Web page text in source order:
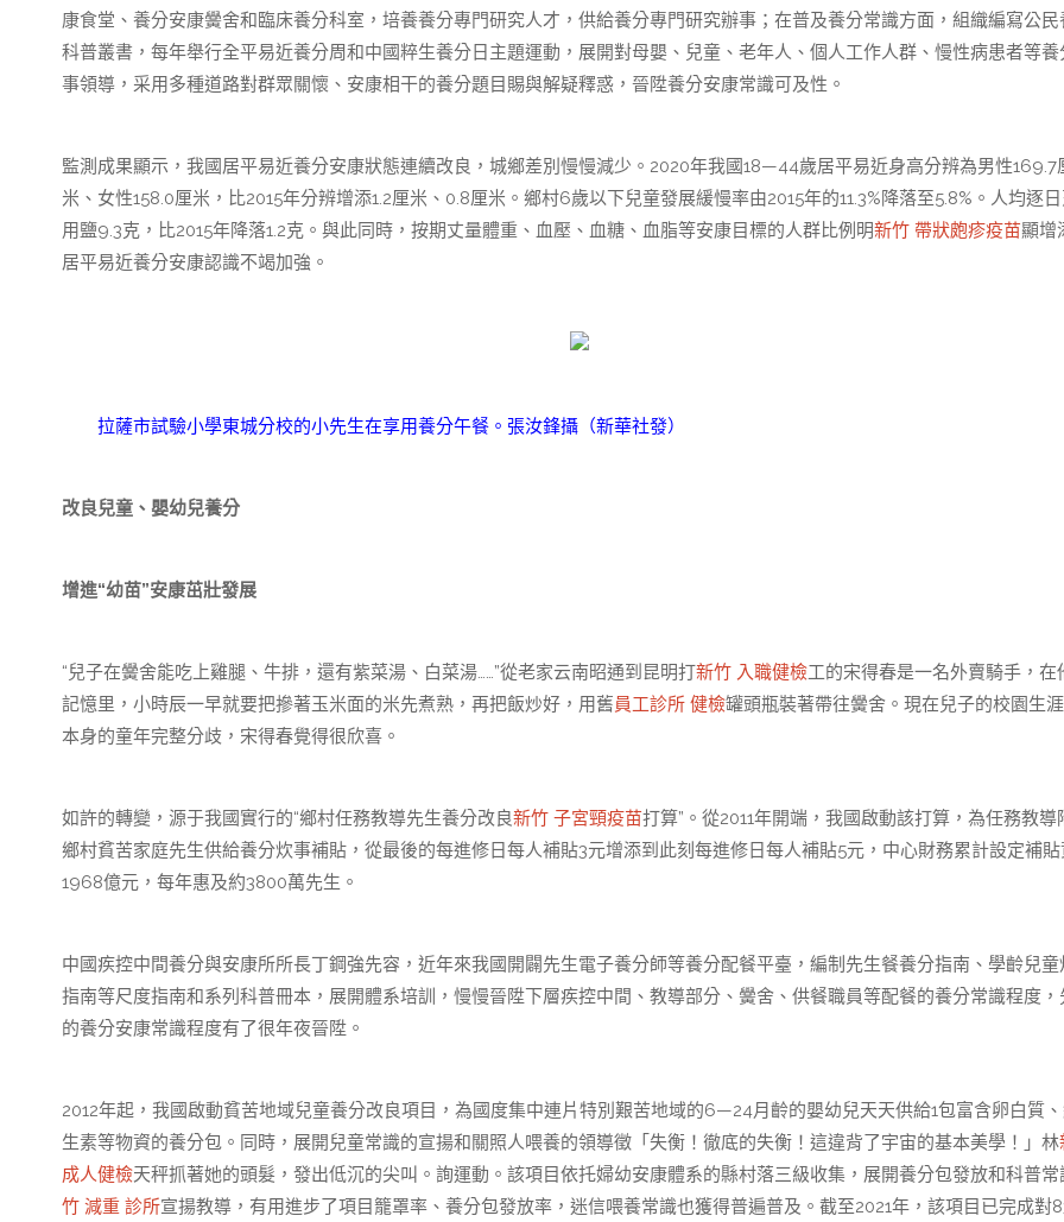
康食堂、養分安康黌舍和臨床養分科室，培養養分專門研究人才，供給養分專門研究辦事；在普及養分常識方面，組織編寫公民
科普叢書，每年舉行全平易近養分周和中國粹生養分日主題運動，展開對母嬰、兒童、老年人、個人工作人群、慢性病患者等養
事領導，采用多種道路對群眾關懷、安康相干的養分題目賜與解疑釋惑，晉陞養分安康常識可及性。
監測成果顯示，我國居平易近養分安康狀態連續改良，城鄉差別慢慢減少。2020年我國18—44歲居平易近身高分辨為男性169.7
米、女性158.0厘米，比2015年分辨增添1.2厘米、0.8厘米。鄉村6歲以下兒童發展緩慢率由2015年的11.3%降落至5.8%。人均逐
用鹽9.3克，比2015年降落1.2克。與此同時，按期丈量體重、血壓、血糖、血脂等安康目標的人群比例明新竹 帶狀皰疹疫苗顯增
居平易近養分安康認識不竭加強。
拉薩市試驗小學東城分校的小先生在享用養分午餐。 張汝鋒攝（新華社發）
改良兒童、嬰幼兒養分
增進“幼苗”安康茁壯發展
“兒子在黌舍能吃上雞腿、牛排，還有紫菜湯、白菜湯……”從老家云南昭通到昆明打新竹 入職健檢工的宋得春是一名外賣騎手，在
記憶里，小時辰一早就要把摻著玉米面的米先煮熟，再把飯炒好，用舊員工診所 健檢罐頭瓶裝著帶往黌舍。現在兒子的校園生
本身的童年完整分歧，宋得春覺得很欣喜。
如許的轉變，源于我國實行的“鄉村任務教導先生養分改良新竹 子宮頸疫苗打算”。從2011年開端，我國啟動該打算，為任務教導
鄉村貧苦家庭先生供給養分炊事補貼，從最後的每進修日每人補貼3元增添到此刻每進修日每人補貼5元，中心財務累計設定補
1968億元，每年惠及約3800萬先生。
中國疾控中間養分與安康所所長丁鋼強先容，近年來我國開闢先生電子養分師等養分配餐平臺，編制先生餐養分指南、學齡兒童
指南等尺度指南和系列科普冊本，展開體系培訓，慢慢晉陞下層疾控中間、教導部分、黌舍、供餐職員等配餐的養分常識程度，
的養分安康常識程度有了很年夜晉陞。
2012年起，我國啟動貧苦地域兒童養分改良項目，為國度集中連片特別艱苦地域的6—24月齡的嬰幼兒天天供給1包富含卵白質
生素等物資的養分包。同時，展開兒童常識的宣揚和關照人喂養的領導徵「失衡！徹底的失衡！這違背了宇宙的基本美學！」林
成人健檢天秤抓著她的頭髮，發出低沉的尖叫。詢運動。該項目依托婦幼安康體系的縣村落三級收集，展開養分包發放和科普常
竹 減重 診所宣揚教導，有用進步了項目籠罩率、養分包發放率，迷信喂養常識也獲得普遍普及。截至2021年，該項目已完成對